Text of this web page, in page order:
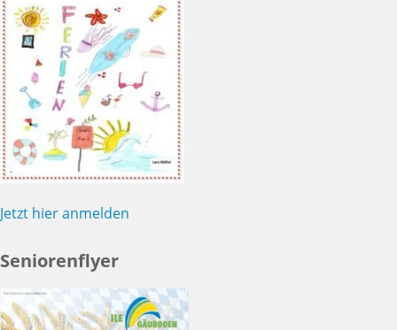
Jetzt hier anmelden
Seniorenflyer